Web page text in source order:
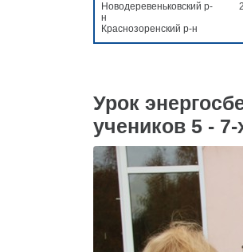
Новодеревеньковский р-
н
Краснозоренский р-н
Урок
учеников 5 -